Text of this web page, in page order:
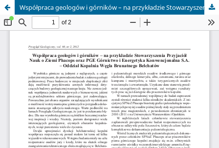
Współpraca geologów i górników – na przykładzie Stowarzyszenia Przyjaciół Nauk o Ziemi Phacops oraz PGE Górnictwo i Energetyka Konwencjonalna S.A. – Oddział Kopalnia Węgla Brunatnego Bełchatów